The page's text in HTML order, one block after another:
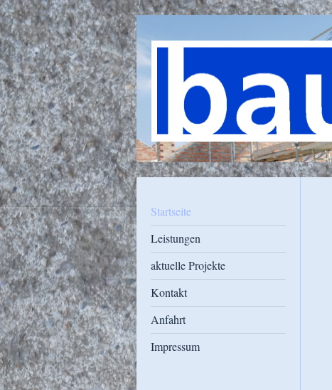
Startseite
Leistungen
aktuelle Projekte
Kontakt
Anfahrt
Impressum